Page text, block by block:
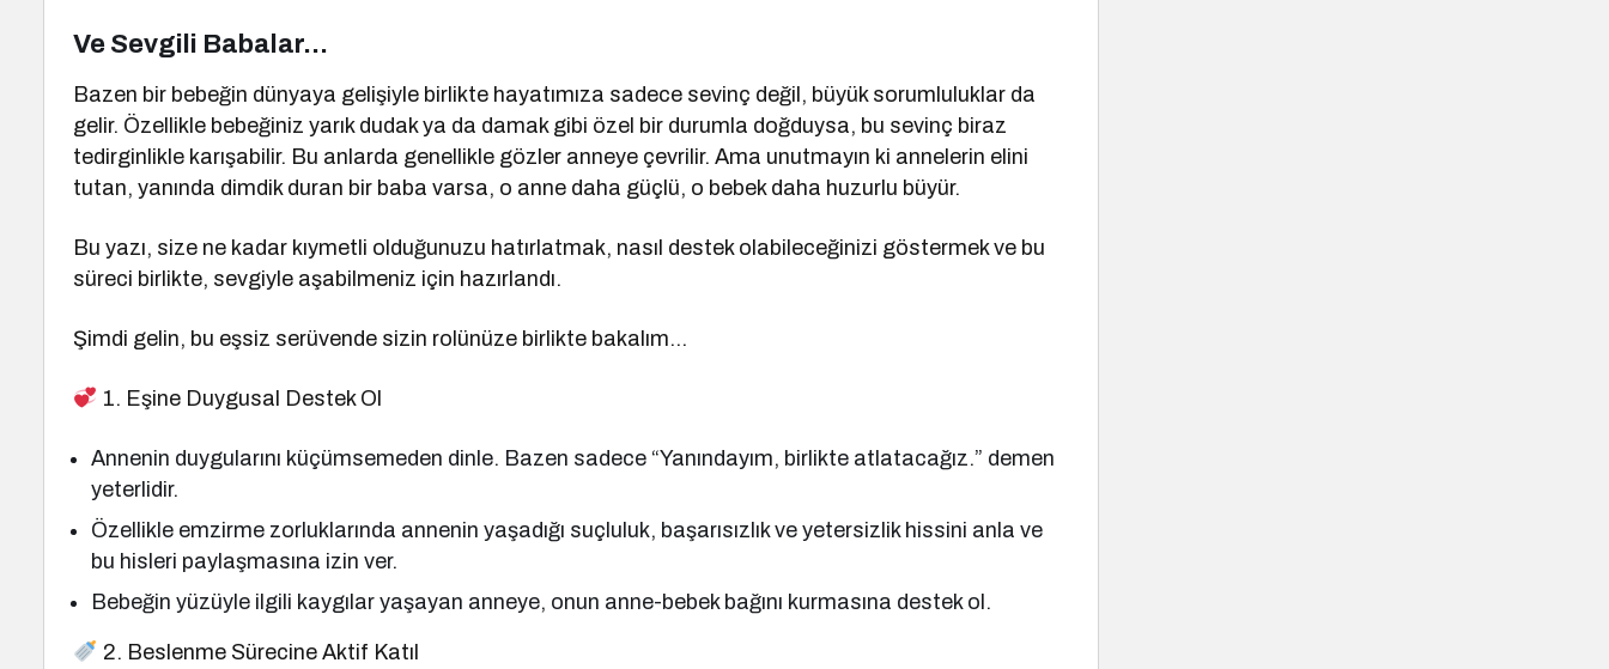
Ve Sevgili Babalar…
Bazen bir bebeğin dünyaya gelişiyle birlikte hayatımıza sadece sevinç değil, büyük sorumluluklar da
gelir. Özellikle bebeğiniz yarık dudak ya da damak gibi özel bir durumla doğduysa, bu sevinç biraz
tedirginlikle karışabilir. Bu anlarda genellikle gözler anneye çevrilir. Ama unutmayın ki annelerin elini
tutan, yanında dimdik duran bir baba varsa, o anne daha güçlü, o bebek daha huzurlu büyür.
Bu yazı, size ne kadar kıymetli olduğunuzu hatırlatmak, nasıl destek olabileceğinizi göstermek ve bu
süreci birlikte, sevgiyle aşabilmeniz için hazırlandı.
Şimdi gelin, bu eşsiz serüvende sizin rolünüze birlikte bakalım…
1. Eşine Duygusal Destek Ol
Annenin duygularını küçümsemeden dinle. Bazen sadece “Yanındayım, birlikte atlatacağız.” demen
yeterlidir.
Özellikle emzirme zorluklarında annenin yaşadığı suçluluk, başarısızlık ve yetersizlik hissini anla ve
bu hisleri paylaşmasına izin ver.
Bebeğin yüzüyle ilgili kaygılar yaşayan anneye, onun anne-bebek bağını kurmasına destek ol.
2. Beslenme Sürecine Aktif Katıl